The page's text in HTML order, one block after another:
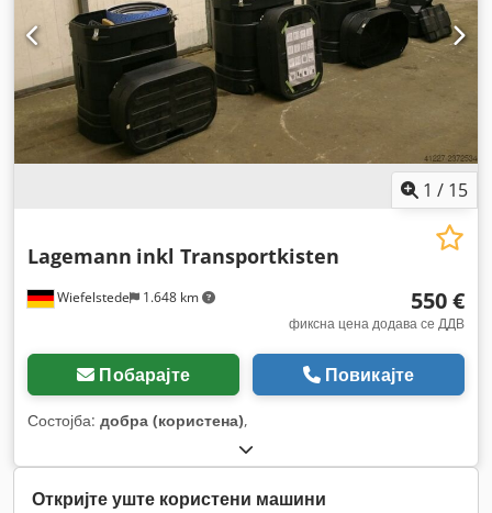
1 / 15
Wiefelstede 1.648 km
Lagemann inkl Transportkisten
550 €
фиксна цена додава се ДДВ
Побарајте Повикајте
Состојба: добра (користена),
Откријте уште користени машини